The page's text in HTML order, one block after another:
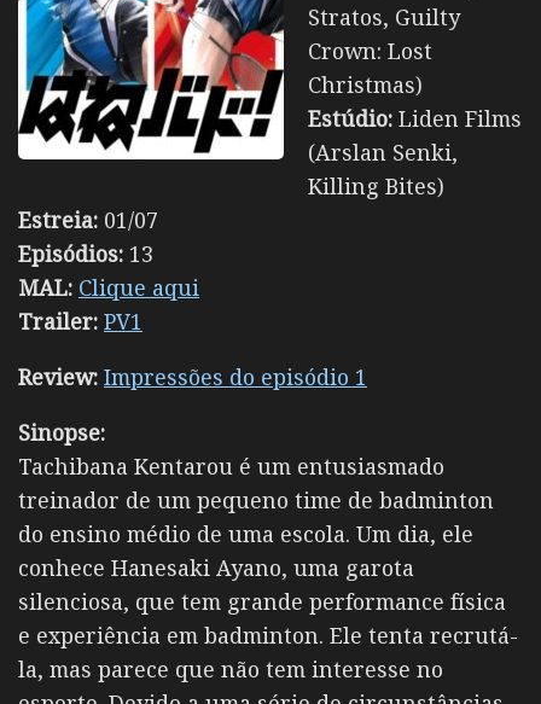
Stratos, Guilty
Crown: Lost
Christmas)
Estúdio: Liden Films
(Arslan Senki,
Killing Bites)
Estreia: 01/07
Episódios: 13
MAL: Clique aqui
Trailer: PV1
Review: Impressões do episódio 1
Sinopse:
Tachibana Kentarou é um entusiasmado
treinador de um pequeno time de badminton
do ensino médio de uma escola. Um dia, ele
conhece Hanesaki Ayano, uma garota
silenciosa, que tem grande performance física
e experiência em badminton. Ele tenta recrutá-
la, mas parece que não tem interesse no